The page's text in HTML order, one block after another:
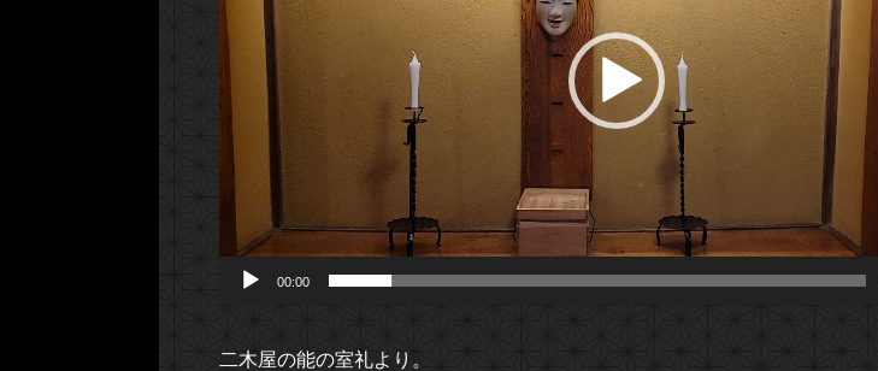
ー
ヤ
00:00
二木屋の能の室礼より。